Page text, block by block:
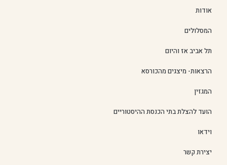
אודות
המסלולים
תל אביב אז והיום
הרצאות- מיצגים מהכורסא
המגזין
הועד להצלת בתי הכנסת ההיסטוריים
וידאו
יצירת קשר